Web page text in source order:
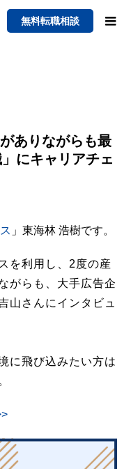
無料転職相談
ありながらも最
にキャリアチェ
」東海林 浩樹です。
を利用し、2度の産
がらも、大手広告企
山さんにインタビュ
に飛び込みたい方は